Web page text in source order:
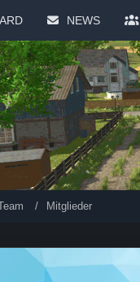
NEWS
Mitglieder